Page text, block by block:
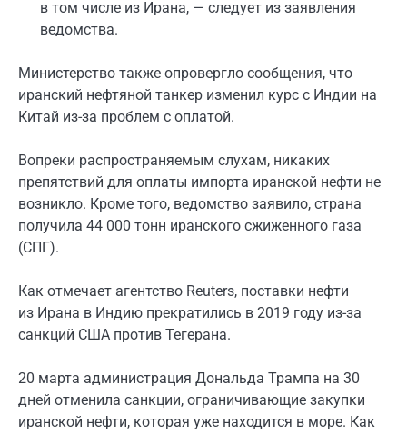
в том числе из Иранa, — следует из заявления
ведомства.
Министерство также опровергло сообщения, что
иранский нефтяной танкер изменил курс с Индии на
Китай из-за проблем с оплатой.
Вопреки распространяемым слухам, никаких
препятствий для оплаты импорта иранской нефти не
возникло. Кроме того, ведомство заявило, страна
получила 44 000 тонн иранского сжиженного газа
(СПГ).
Как отмечает агентство Reuters, поставки нефти
из Ирана в Индию прекратились в 2019 году из-за
санкций США против Тегерана.
20 марта администрация Дональда Трампа на 30
дней отменила санкции, ограничивающие закупки
иранской нефти, которая уже находится в море. Как